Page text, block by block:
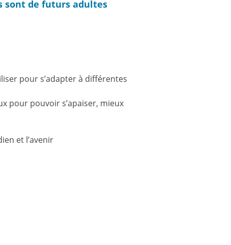
sont de futurs adultes
pour s’adapter à différentes
pour pouvoir s’apaiser, mieux
et l’avenir